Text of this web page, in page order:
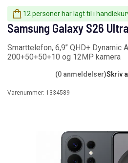
12 personer har lagt til i
Samsung Galaxy S26
Smarttelefon, 6,9’’ QHD+ Dynamic
200+50+50+10 og 12MP kamera
(0 anmeldelser)Skriv
Varenummer: 1334589